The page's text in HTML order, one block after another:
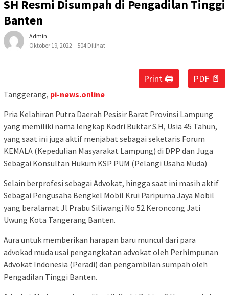
SH Resmi Disumpah di Pengadilan Tinggi
Banten
Admin
Oktober 19, 2022
504 Dilihat
Print 🖨 PDF 📄
Tanggerang, pi-news.online
Pria Kelahiran Putra Daerah Pesisir Barat Provinsi Lampung
yang memiliki nama lengkap Kodri Buktar S.H, Usia 45 Tahun,
yang saat ini juga aktif menjabat sebagai seketaris Forum
KEMALA (Kepedulian Masyarakat Lampung) di DPP dan Juga
Sebagai Konsultan Hukum KSP PUM (Pelangi Usaha Muda)
Selain berprofesi sebagai Advokat, hingga saat ini masih aktif
Sebagai Pengusaha Bengkel Mobil Krui Paripurna Jaya Mobil
yang beralamat Jl Prabu Siliwangi No 52 Keroncong Jati
Uwung Kota Tangerang Banten.
Aura untuk memberikan harapan baru muncul dari para
advokad muda usai pengangkatan advokat oleh Perhimpunan
Advokat Indonesia (Peradi) dan pengambilan sumpah oleh
Pengadilan Tinggi Banten.